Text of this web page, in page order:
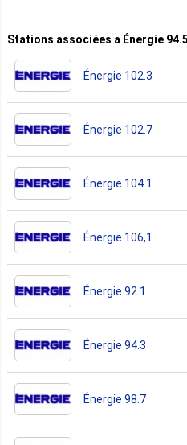
Stations associées a Énergie 94.5
Énergie 102.3
Énergie 102.7
Énergie 104.1
Énergie 106,1
Énergie 92.1
Énergie 94.3
Énergie 98.7